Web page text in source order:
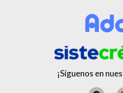
¡Síguenos en